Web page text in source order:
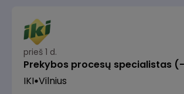
prieš 1 d.
Prekybos procesų specialistas
IKI Vilnius